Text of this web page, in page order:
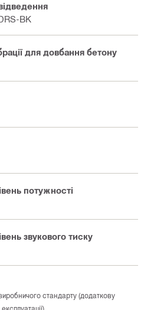
BK
для довбання бетону
потужності
звукового тиску
стандарту (додаткову